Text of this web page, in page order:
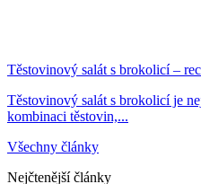
Těstovinový salát s brokolicí –
Těstovinový salát s brokolicí je
kombinaci těstovin,...
Všechny články
Nejčtenější články